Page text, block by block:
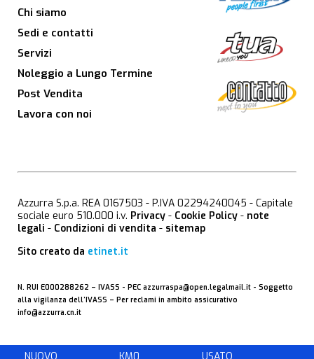
Chi siamo
Sedi e contatti
Servizi
Noleggio a Lungo Termine
Post Vendita
Lavora con noi
Azzurra S.p.a. REA 0167503 - P.IVA 02294240045 - Capitale
sociale euro 510.000 i.v. Privacy - Cookie Policy - note
legali - Condizioni di vendita - sitemap
Sito creato da etinet.it
N. RUI E000288262 – IVASS - PEC azzurraspa@open.legalmail.it - Soggetto
alla vigilanza dell’IVASS – Per reclami in ambito assicurativo
info@azzurra.cn.it